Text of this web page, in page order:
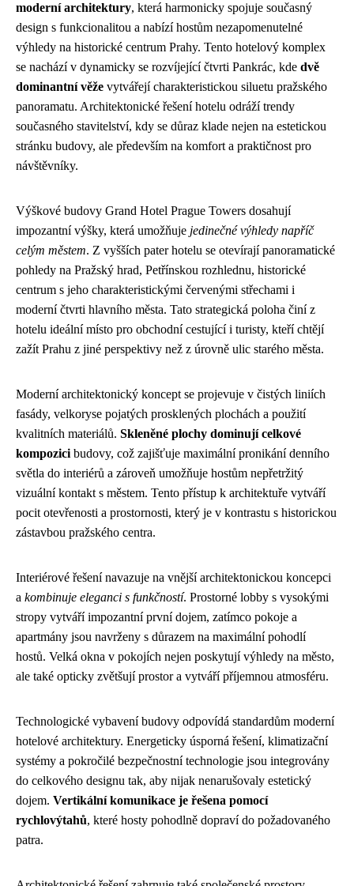
moderní architektury, která harmonicky spojuje současný
design s funkcionalitou a nabízí hostům nezapomenutelné
výhledy na historické centrum Prahy. Tento hotelový komplex
se nachází v dynamicky se rozvíjející čtvrti Pankrác, kde dvě
dominantní věže vytvářejí charakteristickou siluetu pražského
panoramatu. Architektonické řešení hotelu odráží trendy
současného stavitelství, kdy se důraz klade nejen na estetickou
stránku budovy, ale především na komfort a praktičnost pro
návštěvníky.
Výškové budovy Grand Hotel Prague Towers dosahují
impozantní výšky, která umožňuje jedinečné výhledy napříč
celým městem. Z vyšších pater hotelu se otevírají panoramatické
pohledy na Pražský hrad, Petřínskou rozhlednu, historické
centrum s jeho charakteristickými červenými střechami i
moderní čtvrti hlavního města. Tato strategická poloha činí z
hotelu ideální místo pro obchodní cestující i turisty, kteří chtějí
zažít Prahu z jiné perspektivy než z úrovně ulic starého města.
Moderní architektonický koncept se projevuje v čistých liniích
fasády, velkoryse pojatých prosklených plochách a použití
kvalitních materiálů. Skleněné plochy dominují celkové
kompozici budovy, což zajišťuje maximální pronikání denního
světla do interiérů a zároveň umožňuje hostům nepřetržitý
vizuální kontakt s městem. Tento přístup k architektuře vytváří
pocit otevřenosti a prostornosti, který je v kontrastu s historickou
zástavbou pražského centra.
Interiérové řešení navazuje na vnější architektonickou koncepci
a kombinuje eleganci s funkčností. Prostorné lobby s vysokými
stropy vytváří impozantní první dojem, zatímco pokoje a
apartmány jsou navrženy s důrazem na maximální pohodlí
hostů. Velká okna v pokojích nejen poskytují výhledy na město,
ale také opticky zvětšují prostor a vytváří příjemnou atmosféru.
Technologické vybavení budovy odpovídá standardům moderní
hotelové architektury. Energeticky úsporná řešení, klimatizační
systémy a pokročilé bezpečnostní technologie jsou integrovány
do celkového designu tak, aby nijak nenarušovaly estetický
dojem. Vertikální komunikace je řešena pomocí
rychlovýtahů, které hosty pohodlně dopraví do požadovaného
patra.